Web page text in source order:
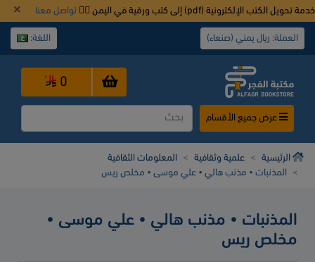
خدمة تحويل الكتب الإلكترونية (pdf) إلى كتب ورقية في اليمن 👈🏿 تواصل معنا
العملة: ريال يمني (صنعاء) اللغة:
عرض جميع الأقسام
0
الرئيسية علمية وثقافية
المعلومات الثقافية
المذنبات • مذنب هالي • علي موسى • مخلص ريس
المذنبات • مذنب هالي • علي موسى •
مخلص ريس